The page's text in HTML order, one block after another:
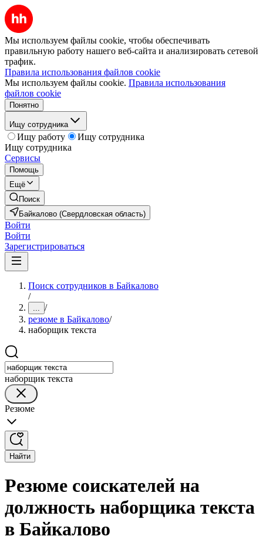
Мы используем файлы cookie, чтобы обеспечивать
правильную работу нашего веб-сайта и анализировать сетевой
трафик.
Правила использования файлов cookie
Мы используем файлы cookie. Правила использования
файлов cookie
Понятно
Ищу сотрудника
Ищу работу
Ищу сотрудника
Ищу сотрудника
Сервисы
Помощь
Ещё
Поиск
Байкалово (Свердловская область)
Войти
Войти
Зарегистрироваться
Поиск сотрудников в Байкалово
/
... /
резюме в Байкалово/
наборщик текста
наборщик текста
Резюме
Найти
Резюме соискателей на
должность наборщика текста
в Байкалово